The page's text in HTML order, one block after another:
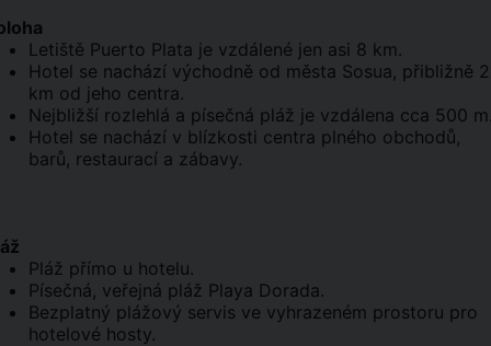
Letiště Puerto Plata je vzdálené jen asi 8 km.
Hotel se nachází východně od města Sosua, přibližně 2
km od jeho centra.
Nejbližší rozlehlá a písečná pláž je vzdálena cca 500
Hotel se nachází v blízkosti centra plného obchodů,
barů, restaurací a zábavy.
Pláž přímo u hotelu.
Písečná, veřejná pláž Playa Dorada.
Bezplatný plážový servis ve vyhrazeném prostoru pro
hotelové hosty.